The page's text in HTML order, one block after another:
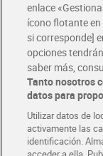
Folletos y
Descubre las
Tarjeta MaX Dia
Te devuelve
¡Solicita tu tarjeta
enlace
ícono flotante
si corresponde]
opciones
saber más,
Tanto nosotros
datos para
Utilizar datos de
activamente las
identificación.